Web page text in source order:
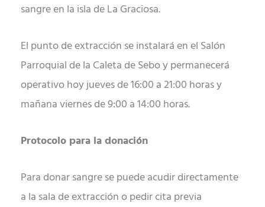
sangre en la isla de La Graciosa.
El punto de extracción se instalará en el Salón
Parroquial de la Caleta de Sebo y permanecerá
operativo hoy jueves de 16:00 a 21:00 horas y
mañana viernes de 9:00 a 14:00 horas.
Protocolo para la donación
Para donar sangre se puede acudir directamente
a la sala de extracción o pedir cita previa